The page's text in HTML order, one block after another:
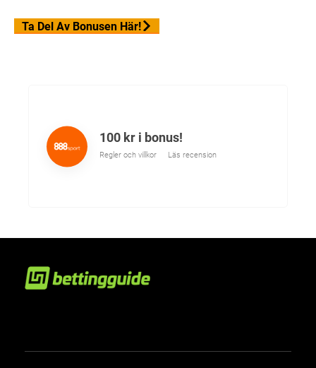
Ta Del Av Bonusen Här!
100 kr i bonus!
Regler och villkor Läs recension